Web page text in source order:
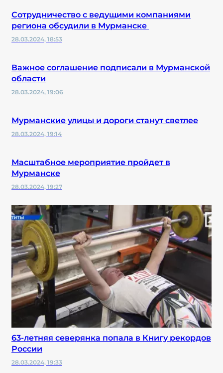
Сотрудничество с ведущими компаниями
региона обсудили в Мурманске
28.03.2024, 18:53
Важное соглашение подписали в Мурманской
области
28.03.2024, 19:06
Мурманские улицы и дороги станут светлее
28.03.2024, 19:14
Масштабное мероприятие пройдет в
Мурманске
28.03.2024, 19:27
63-летняя северянка попала в Книгу рекордов
России
28.03.2024, 19:33